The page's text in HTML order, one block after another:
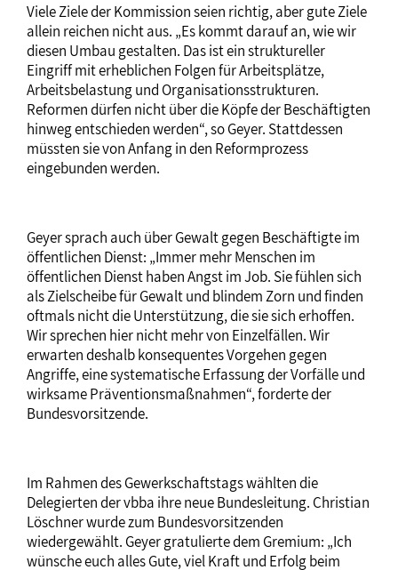
Viele Ziele der Kommission seien richtig, aber gute Ziele
allein reichen nicht aus. „Es kommt darauf an, wie wir
diesen Umbau gestalten. Das ist ein struktureller
Eingriff mit erheblichen Folgen für Arbeitsplätze,
Arbeitsbelastung und Organisationsstrukturen.
Reformen dürfen nicht über die Köpfe der Beschäftigten
hinweg entschieden werden“, so Geyer. Stattdessen
müssten sie von Anfang in den Reformprozess
eingebunden werden.
Geyer sprach auch über Gewalt gegen Beschäftigte im
öffentlichen Dienst: „Immer mehr Menschen im
öffentlichen Dienst haben Angst im Job. Sie fühlen sich
als Zielscheibe für Gewalt und blindem Zorn und finden
oftmals nicht die Unterstützung, die sie sich erhoffen.
Wir sprechen hier nicht mehr von Einzelfällen. Wir
erwarten deshalb konsequentes Vorgehen gegen
Angriffe, eine systematische Erfassung der Vorfälle und
wirksame Präventionsmaßnahmen“, forderte der
Bundesvorsitzende.
Im Rahmen des Gewerkschaftstags wählten die
Delegierten der vbba ihre neue Bundesleitung. Christian
Löschner wurde zum Bundesvorsitzenden
wiedergewählt. Geyer gratulierte dem Gremium: „Ich
wünsche euch alles Gute, viel Kraft und Erfolg beim